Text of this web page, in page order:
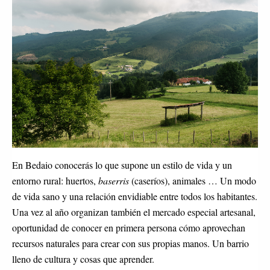
En Bedaio conocerás lo que supone un estilo de vida y un
entorno rural: huertos, baserris (caseríos), animales … Un modo
de vida sano y una relación envidiable entre todos los habitantes.
Una vez al año organizan también el mercado especial artesanal,
oportunidad de conocer en primera persona cómo aprovechan
recursos naturales para crear con sus propias manos. Un barrio
lleno de cultura y cosas que aprender.